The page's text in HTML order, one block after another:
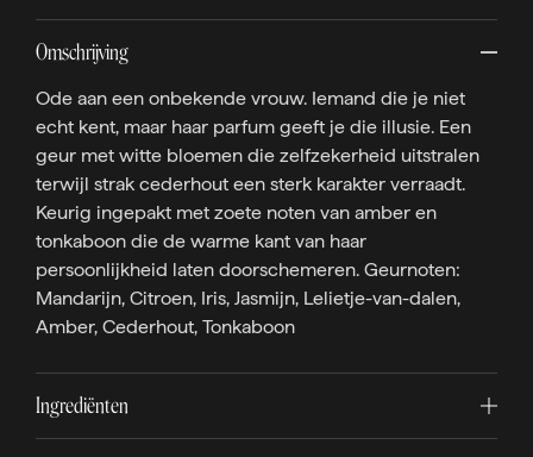
Omschrijving
Ode aan een onbekende vrouw. Iemand die je niet
echt kent, maar haar parfum geeft je die illusie. Een
geur met witte bloemen die zelfzekerheid uitstralen
terwijl strak cederhout een sterk karakter verraadt.
Keurig ingepakt met zoete noten van amber en
tonkaboon die de warme kant van haar
persoonlijkheid laten doorschemeren. Geurnoten:
Mandarijn, Citroen, Iris, Jasmijn, Lelietje-van-dalen,
Amber, Cederhout, Tonkaboon
Ingrediënten